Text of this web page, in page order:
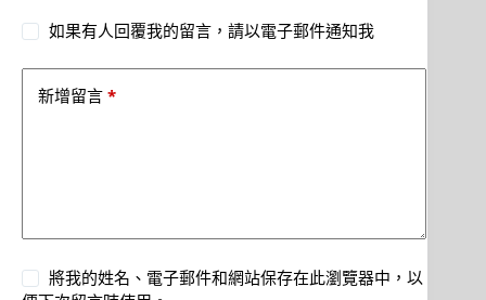
如果有人回覆我的留言，請以電子郵件通知我
新增留言 *
將我的姓名、電子郵件和網站保存在此瀏覽器中，以